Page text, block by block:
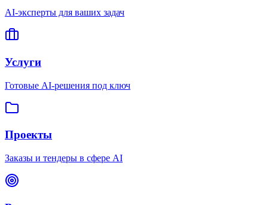
AI-эксперты для ваших задач
Услуги
Готовые AI-решения под ключ
Проекты
Заказы и тендеры в сфере AI